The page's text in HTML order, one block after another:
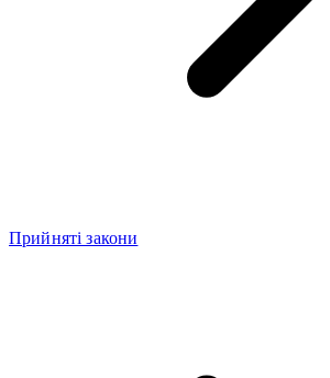
Прийняті закони